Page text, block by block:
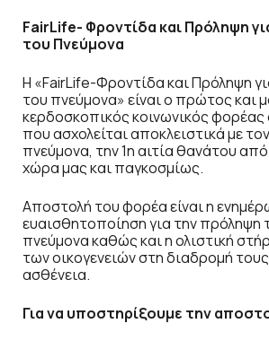
FairLife- Φροντίδα και Πρόληψη
του Πνεύμονα
H «FairLife-Φροντίδα και Πρόληψη
του πνεύμονα» είναι o πρώτος και
κερδοσκοπικός κοινωνικός φορέας
που ασχολείται αποκλειστικά με
πνεύμονα, την 1η αιτία θανάτου
χώρα μας και παγκοσμίως.
Αποστολή του φορέα είναι η
ευαισθητοποίηση για την πρόληψη
πνεύμονα καθώς και η ολιστική
των οικογενειών στη διαδρομή
ασθένεια.
Για να υποστηρίξουμε την